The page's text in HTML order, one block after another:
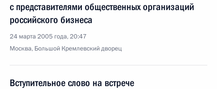
с представителями общественных организаций
российского бизнеса
24 марта 2005 года, 20:47
Москва, Большой Кремлевский дворец
Вступительное слово на встрече